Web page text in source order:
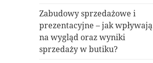
Zabudowy sprzedażowe i
prezentacyjne – jak wpływają
na wygląd oraz wyniki
sprzedaży w butiku?